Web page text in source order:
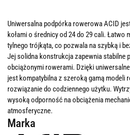
Uniwersalna podpórka rowerowa ACID
kołami o średnicy od 24 do 29 cali. Łatwo
tylnego trójkąta, co pozwala na szybką i
Jej solidna konstrukcja zapewnia stabilne
obciążonymi rowerami. Dzięki
jest kompatybilna z szeroką gamą modeli
rozwiązanie do codziennego użytku.
wysoką odporność na obciążenia
atmosferyczne.
Marka